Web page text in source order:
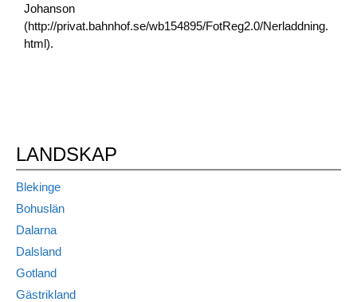
Johanson
(http://privat.bahnhof.se/wb154895/FotReg2.0/Nerladdning.
html).
LANDSKAP
Blekinge
Bohuslän
Dalarna
Dalsland
Gotland
Gästrikland